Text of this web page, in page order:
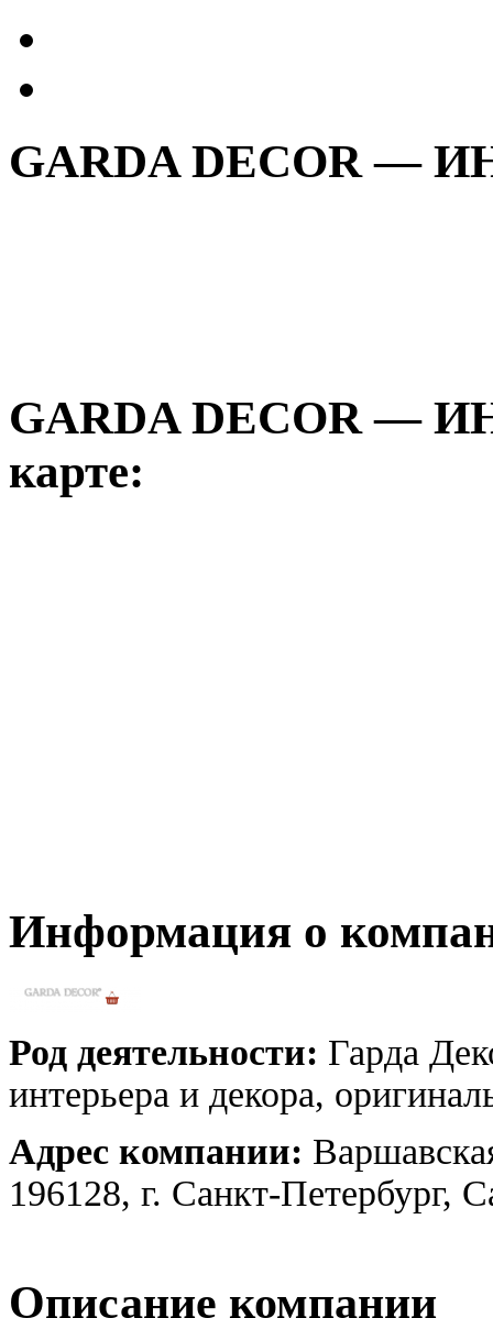
GARDA DECOR —
GARDA DECOR —
карте:
Информация о
Род деятельности: Гарда
интерьера и декора,
Адрес компании:
196128, г. Санкт-Петербург,
Описание компании